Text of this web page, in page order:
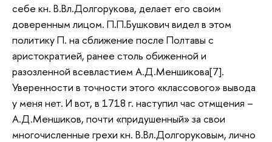
себе кн. В.Вл.Долгорукова, делает его своим
доверенным лицом. П.П.Бушкович видел в этом
политику П. на сближение после Полтавы с
аристократией, ранее столь обиженной и
разозленной всевластием А.Д.Меншикова[7].
Уверенности в точности этого «классового» вывода
у меня нет. И вот, в 1718 г. наступил час отмщения –
А.Д.Меншиков, почти «придушенный» за свои
многочисленные грехи кн. В.Вл.Долгоруковым, лично